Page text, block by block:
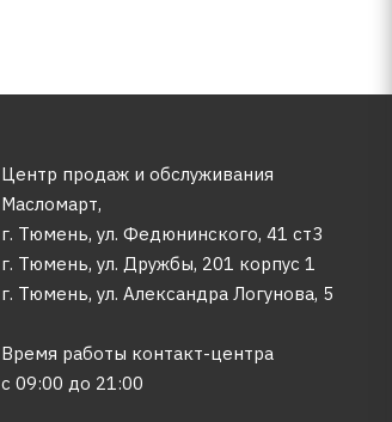
Центр продаж и обслуживания
Масломарт,
г. Тюмень, ул. Федюнинского, 41 ст3
г. Тюмень, ул. Дружбы, 201 корпус 1
г. Тюмень, ул. Александра Логунова, 5
Время работы контакт-центра
с 09:00 до 21:00